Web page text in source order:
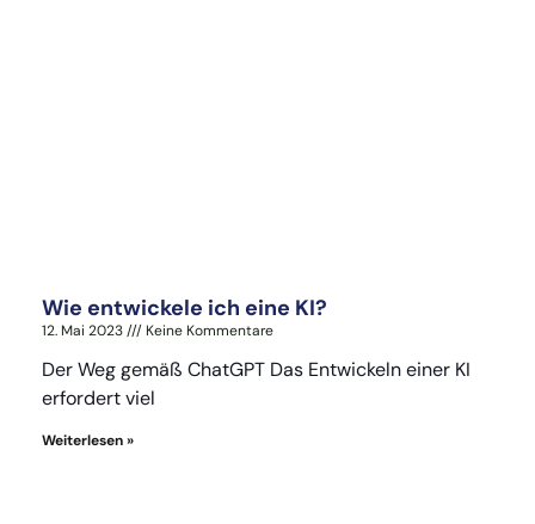
Wie entwickele ich eine KI?
12. Mai 2023 Keine Kommentare
Der Weg gemäß ChatGPT Das Entwickeln einer KI
erfordert viel
Weiterlesen »